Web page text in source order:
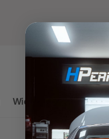
Wichtige Hinweise